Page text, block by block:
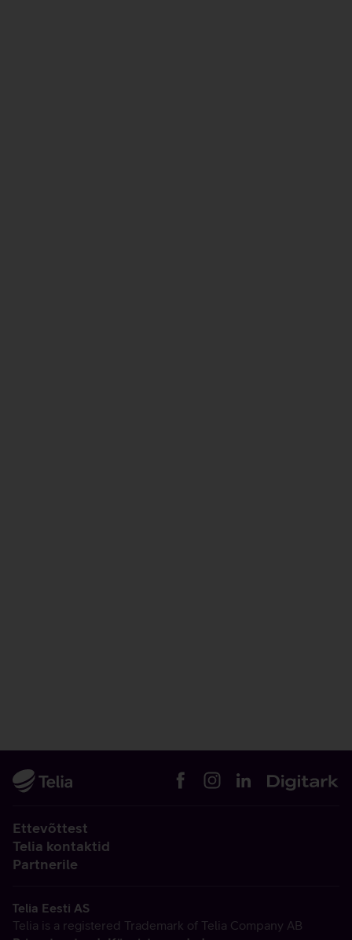
Ettevõttest
Telia kontaktid
Partnerile
Telia Eesti AS
Telia is a registered Trademark of Telia Company AB